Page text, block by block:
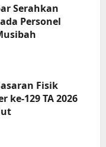
Serahkan
Personel
Fisik
ke-129 TA 2026